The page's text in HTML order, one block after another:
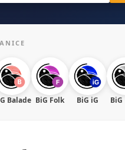
Balade BiG Folk BiG iG BiG